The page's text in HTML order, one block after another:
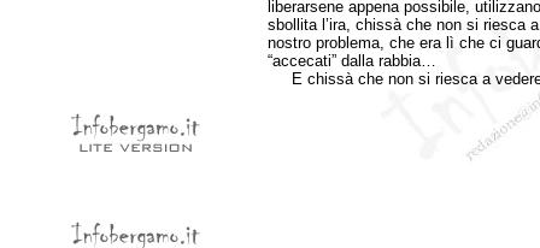
liberarsene appena possibile,
sbollita l’ira, chissà che non si riesca
nostro problema, che era lì che ci
“accecati” dalla rabbia…
E chissà che non si riesca a vedere